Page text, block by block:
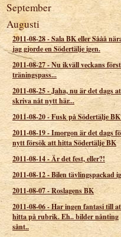
September
Augusti
2011-08-28-Sala BK eller Sååå
jag gjorde en Södertälje igen.
2011-08-27-Nu ikväll veckans
träningspass...
2011-08-25-Jaha, nu är det dags
skriva nåt nytt här...
2011-08-20-Fusk på Södertälje
2011-08-19-Imorgon är det dags
nytt försök att hitta Södertälje BK
2011-08-14-Är det fest, eller?!
2011-08-12-Bilen tävlingspackad
2011-08-07-Roslagens BK
2011-08-06-Har ingen fantasi till
hitta på rubrik. Eh.. bilder nånting
sånt..